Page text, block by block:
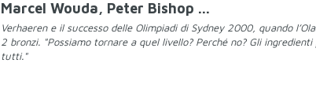
Marcel Wouda, Peter Bishop ...
Verhaeren e il successo delle Olimpiadi di Sydney 2000, quando
2 bronzi. "Possiamo tornare a quel livello? Perché no? Gli ingredienti
tutti."